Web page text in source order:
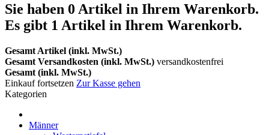
Sie haben 0 Artikel in Ihrem Warenkorb.
Es gibt 1 Artikel in Ihrem Warenkorb.
Gesamt Artikel (inkl. MwSt.)
Gesamt Versandkosten (inkl. MwSt.) versandkostenfrei
Gesamt (inkl. MwSt.)
Einkauf fortsetzen Zur Kasse gehen
Kategorien
Männer